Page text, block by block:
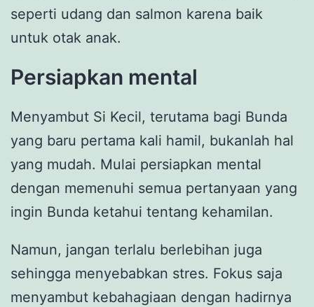
seperti udang dan salmon karena baik
untuk otak anak.
Persiapkan mental
Menyambut Si Kecil, terutama bagi Bunda
yang baru pertama kali hamil, bukanlah hal
yang mudah. Mulai persiapkan mental
dengan memenuhi semua pertanyaan yang
ingin Bunda ketahui tentang kehamilan.
Namun, jangan terlalu berlebihan juga
sehingga menyebabkan stres. Fokus saja
menyambut kebahagiaan dengan hadirnya